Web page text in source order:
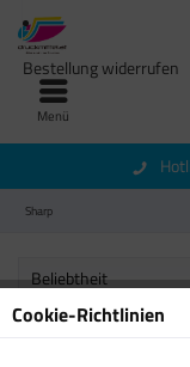
Menü
Bestellung widerrufen
Sharp
Cookie-Richtlinien